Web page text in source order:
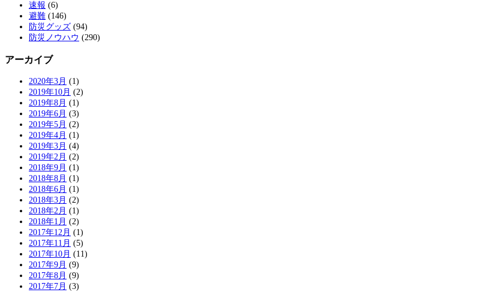
速報 (6)
避難 (146)
防災グッズ (94)
防災ノウハウ (290)
アーカイブ
2020年3月 (1)
2019年10月 (2)
2019年8月 (1)
2019年6月 (3)
2019年5月 (2)
2019年4月 (1)
2019年3月 (4)
2019年2月 (2)
2018年9月 (1)
2018年8月 (1)
2018年6月 (1)
2018年3月 (2)
2018年2月 (1)
2018年1月 (2)
2017年12月 (1)
2017年11月 (5)
2017年10月 (11)
2017年9月 (9)
2017年8月 (9)
2017年7月 (3)